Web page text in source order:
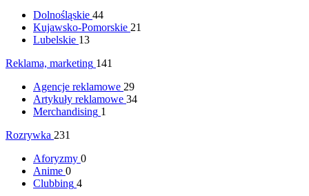
Dolnośląskie 44
Kujawsko-Pomorskie 21
Lubelskie 13
Reklama, marketing 141
Agencje reklamowe 29
Artykuły reklamowe 34
Merchandising 1
Rozrywka 231
Aforyzmy 0
Anime 0
Clubbing 4